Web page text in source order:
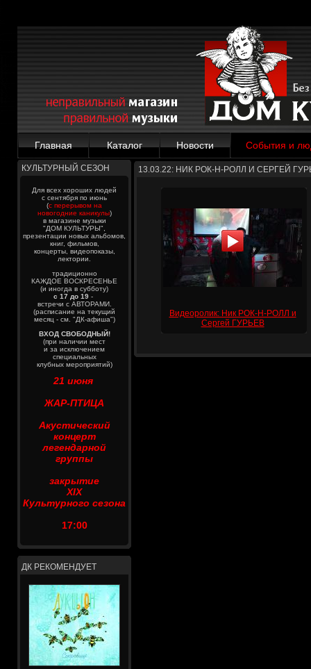
Главная Каталог Новости События и
КУЛЬТУРНЫЙ СЕЗОН
Для всех хороших людей
с сентября по июнь
(с перерывом на
новогодние каникулы)
в магазине музыки
"ДОМ КУЛЬТУРЫ",
презентации новых альбомов,
книг, фильмов,
концерты, видеопоказы,
лектории.
традиционно
КАЖДОЕ ВОСКРЕСЕНЬЕ
(и иногда в субботу)
с 17 до 19 -
встречи с АВТОРАМИ.
(расписание на текущий
месяц - см. "ДК-афиша")
ВХОД СВОБОДНЫЙ!
(при наличии мест
и за исключением
специальных
клубных мероприятий)
21 июня
ЖАР-ПТИЦА
Акустический
концерт
легендарной
группы
закрытие
XIX
Культурного сезона
17:00
ДК РЕКОМЕНДУЕТ
13.03.22: НИК РОК-Н-РОЛЛ И СЕРГЕЙ
Видеоролик: Ник РОК-Н-РОЛЛ и
Сергей ГУРЬЕВ